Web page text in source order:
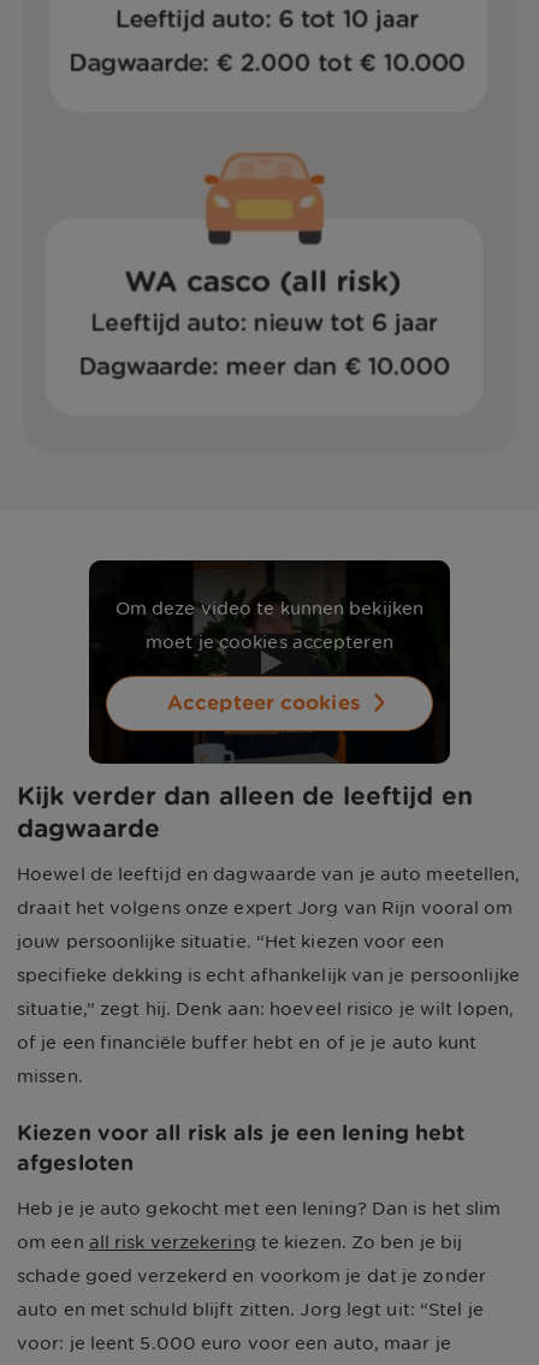
Play video Een dure auto...
Om deze video te kunnen bekijken
moet je cookies accepteren
Accepteer cookies
Kijk verder dan alleen de leeftijd en
dagwaarde
Hoewel de leeftijd en dagwaarde van je auto meetellen,
draait het volgens onze expert Jorg van Rijn vooral om
jouw persoonlijke situatie. “Het kiezen voor een
specifieke dekking is echt afhankelijk van je persoonlijke
situatie,” zegt hij. Denk aan: hoeveel risico je wilt lopen,
of je een financiële buffer hebt en of je je auto kunt
missen.
Kiezen voor all risk als je een lening hebt
afgesloten
Heb je je auto gekocht met een lening? Dan is het slim
om een all risk verzekering te kiezen. Zo ben je bij
schade goed verzekerd en voorkom je dat je zonder
auto en met schuld blijft zitten. Jorg legt uit: “Stel je
voor: je leent 5.000 euro voor een auto, maar je